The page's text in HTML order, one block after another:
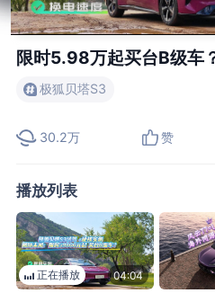
限时5.98万起买台B级车
极狐贝塔S3
30.2万 赞
播放列表
正在播放 04:04